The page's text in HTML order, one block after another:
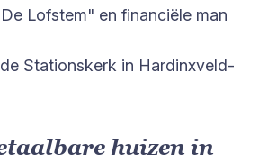
Lofstem" en financiële man
Stationskerk in Hardinxveld-
huizen in